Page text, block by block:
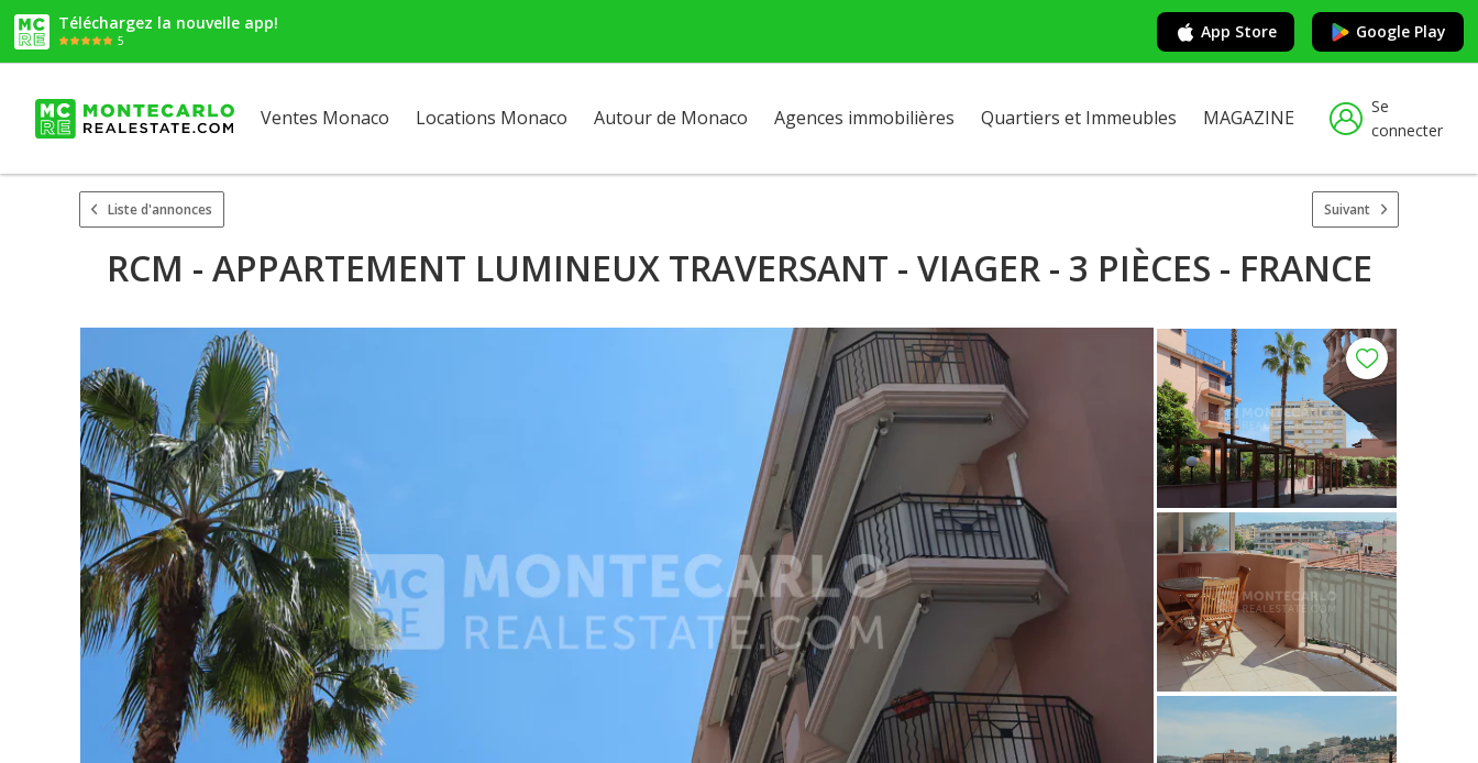
Téléchargez la nouvelle app!
5 App Store Google Play
Ventes Monaco Locations Monaco Autour de Monaco Agences immobilières Quartiers et Immeubles MAGAZINE
Se
connecter
Liste d'annonces Suivant
RCM - APPARTEMENT LUMINEUX TRAVERSANT - VIAGER - 3 PIÈCES - FRANCE